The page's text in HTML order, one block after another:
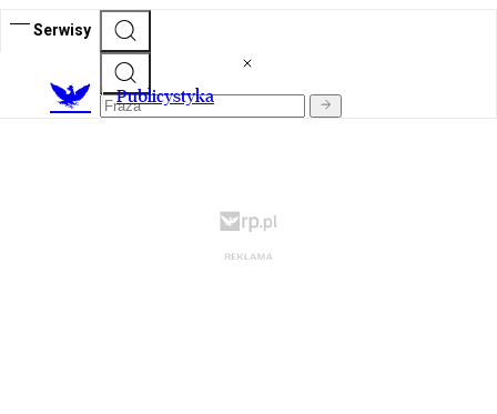
Serwisy
Publicystyka